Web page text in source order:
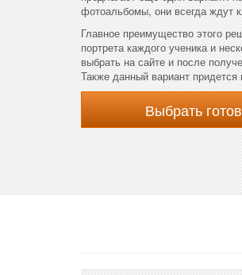
фотоальбомы, они всегда ждут
Главное преимущество этого
портрета каждого ученика и
выбрать на сайте и после
Также данный вариант
Выбрать